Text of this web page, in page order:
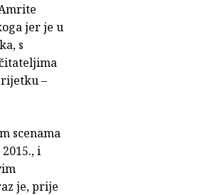
jer je u
s
–
scenama
i
je, prije